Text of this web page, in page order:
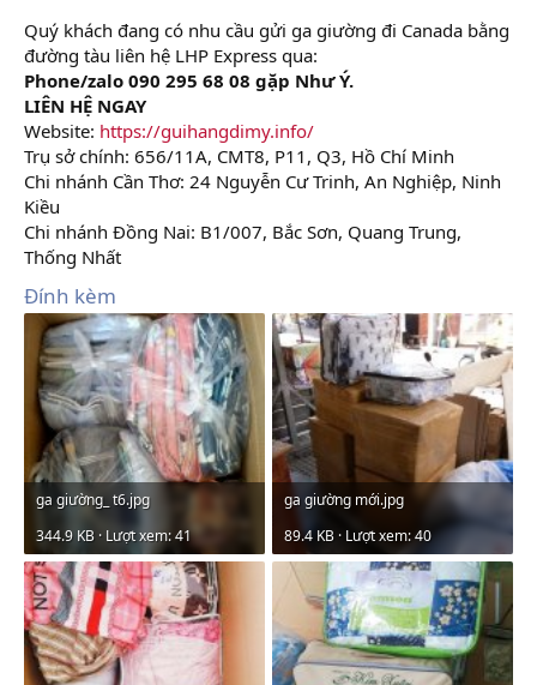
Quý khách đang có nhu cầu gửi ga giường đi Canada bằng
đường tàu liên hệ LHP Express qua:
Phone/zalo 090 295 68 08 gặp Như Ý.
LIÊN HỆ NGAY
Website: https://guihangdimy.info/
Trụ sở chính: 656/11A, CMT8, P11, Q3, Hồ Chí Minh
Chi nhánh Cần Thơ: 24 Nguyễn Cư Trinh, An Nghiệp, Ninh
Kiều
Chi nhánh Đồng Nai: B1/007, Bắc Sơn, Quang Trung,
Thống Nhất
Đính kèm
ga giường_ t6.jpg
344.9 KB · Lượt xem: 41
ga giường mới.jpg
89.4 KB · Lượt xem: 40